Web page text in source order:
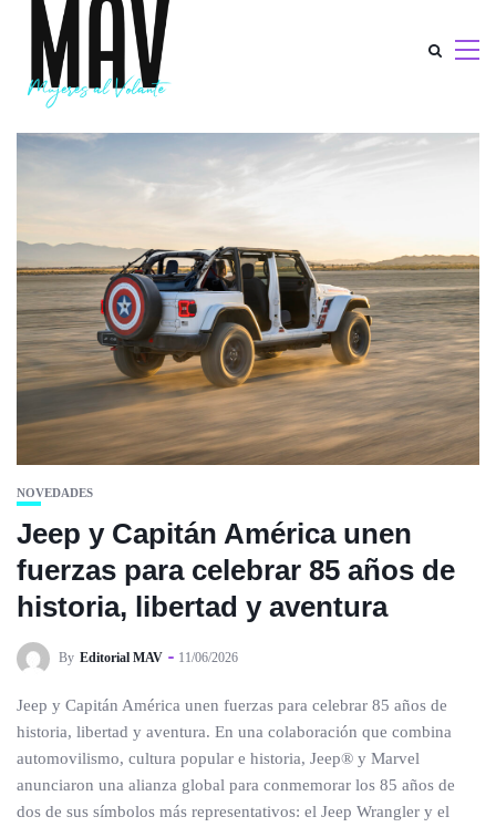
NOVEDADES
Jeep y Capitán América unen
fuerzas para celebrar 85 años de
historia, libertad y aventura
By Editorial MAV 11/06/2026
Jeep y Capitán América unen fuerzas para celebrar 85 años de
historia, libertad y aventura. En una colaboración que combina
automovilismo, cultura popular e historia, Jeep® y Marvel
anunciaron una alianza global para conmemorar los 85 años de
dos de sus símbolos más representativos: el Jeep Wrangler y el